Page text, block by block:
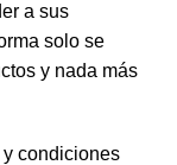
a sus
solo se
y nada más
condiciones